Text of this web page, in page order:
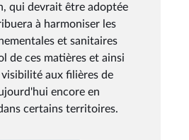
qui devrait être adoptée
à harmoniser les
et sanitaires
de ces matières et ainsi
aux filières de
encore en
certains territoires.